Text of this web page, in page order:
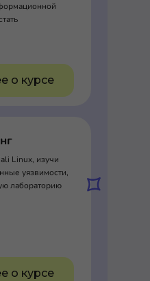
о курсе
Linux, изучи
уязвимости,
лабораторию
о курсе